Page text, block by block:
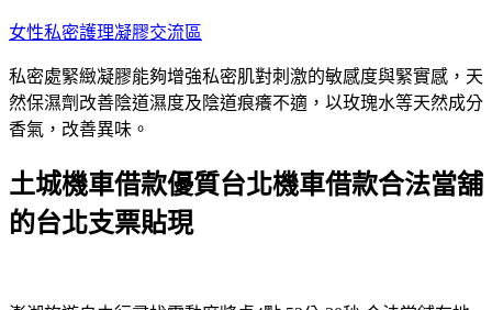
跳
主
要
內
女性私密護理凝膠交流區
私密處緊緻凝膠能夠增強私密肌對刺激的敏感度與緊實感，天
然保濕劑改善陰道濕度及陰道痕癢不適，以玫瑰水等天然成分
香氣，改善異味。
土城機車借款優質台北機車借款合法當舖
的台北支票貼現